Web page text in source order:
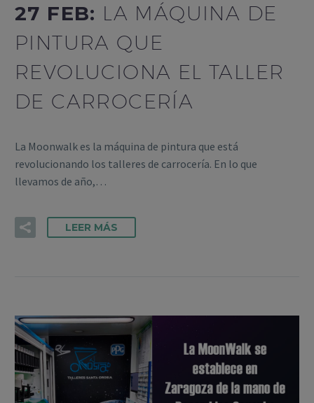
27 FEB: LA MÁQUINA DE
PINTURA QUE
REVOLUCIONA EL TALLER
DE CARROCERÍA
La Moonwalk es la máquina de pintura que está
revolucionando los talleres de carrocería. En lo que
llevamos de año,…
LEER MÁS